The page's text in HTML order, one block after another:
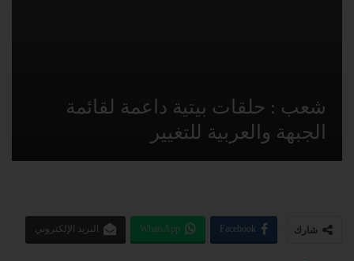
شعب : حلقات بيتية داعمة لقائمة
الجبهة والعربية للتغيير
شارك Facebook
WhatsApp البريد الإلكتروني